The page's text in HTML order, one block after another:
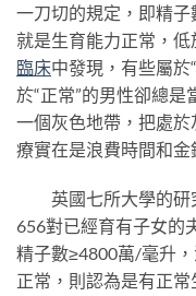
一刀切的規定，即精
就是生育能力正常，
臨床中發現，有些屬於
於“正常”的男性卻總
一個灰色地帶，把處
療實在是浪費時間和金
英國七所大學的研
656對已經育有子女的
精子數≥4800萬/毫升
正常，則認為是有正